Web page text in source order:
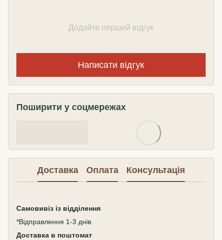
Додайте перший відгук
Написати відгук
Поширити у соцмережах
Доставка Оплата Консультація
Самовивіз із відділення
*Відправлення 1-3 днів
Доставка в поштомат